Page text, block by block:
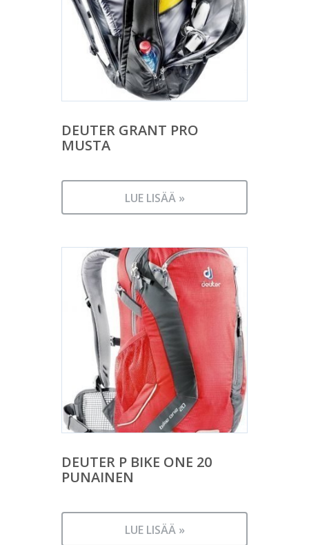
DEUTER GRANT PRO
MUSTA
LUE LISÄÄ »
DEUTER P BIKE ONE 20
PUNAINEN
LUE LISÄÄ »